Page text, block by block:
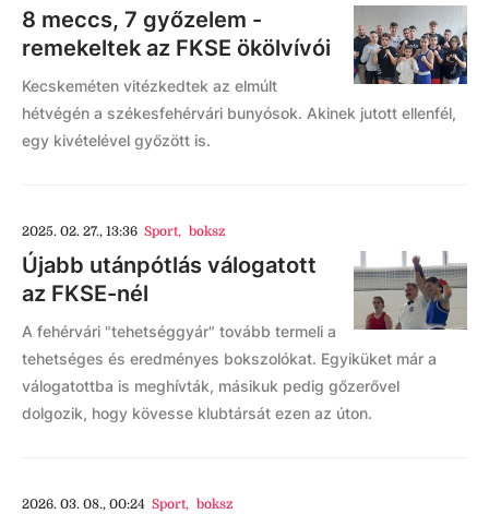
8 meccs, 7 győzelem -
remekeltek az FKSE ökölvívói
Kecskeméten vitézkedtek az elmúlt
hétvégén a székesfehérvári bunyósok. Akinek jutott ellenfél,
egy kivételével győzött is.
2025. 02. 27., 13:36 Sport, boksz
Újabb utánpótlás válogatott
az FKSE-nél
A fehérvári "tehetséggyár" tovább termeli a
tehetséges és eredményes bokszolókat. Egyiküket már a
válogatottba is meghívták, másikuk pedig gőzerővel
dolgozik, hogy kövesse klubtársát ezen az úton.
2026. 03. 08., 00:24 Sport, boksz